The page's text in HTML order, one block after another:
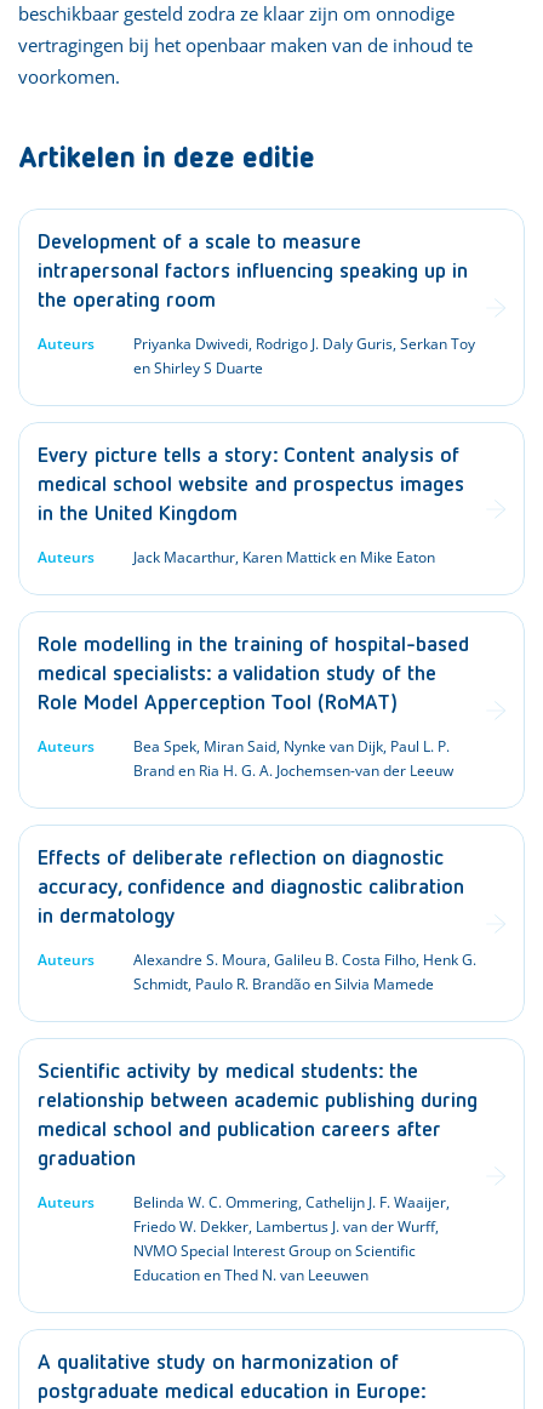
beschikbaar gesteld zodra ze klaar zijn om onnodige
vertragingen bij het openbaar maken van de inhoud te
voorkomen.
Artikelen in deze editie
Development of a scale to measure
intrapersonal factors influencing speaking up in
the operating room
Auteurs
Priyanka Dwivedi, Rodrigo J. Daly Guris, Serkan Toy
en Shirley S Duarte
Every picture tells a story: Content analysis of
medical school website and prospectus images
in the United Kingdom
Auteurs Jack Macarthur, Karen Mattick en Mike Eaton
Role modelling in the training of hospital-based
medical specialists: a validation study of the
Role Model Apperception Tool (RoMAT)
Auteurs
Bea Spek, Miran Said, Nynke van Dijk, Paul L. P.
Brand en Ria H. G. A. Jochemsen-van der Leeuw
Effects of deliberate reflection on diagnostic
accuracy, confidence and diagnostic calibration
in dermatology
Auteurs
Alexandre S. Moura, Galileu B. Costa Filho, Henk G.
Schmidt, Paulo R. Brandão en Silvia Mamede
Scientific activity by medical students: the
relationship between academic publishing during
medical school and publication careers after
graduation
Auteurs
Belinda W. C. Ommering, Cathelijn J. F. Waaijer,
Friedo W. Dekker, Lambertus J. van der Wurff,
NVMO Special Interest Group on Scientific
Education en Thed N. van Leeuwen
A qualitative study on harmonization of
postgraduate medical education in Europe: